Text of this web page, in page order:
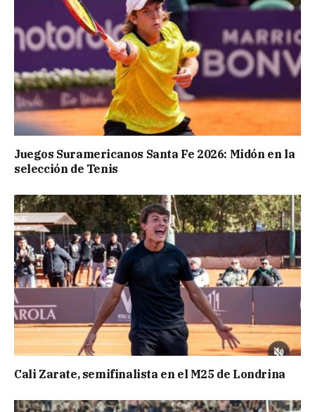
Juegos Suramericanos Santa Fe 2026: Midón en la
selección de Tenis
Cali Zarate, semifinalista en el M25 de Londrina